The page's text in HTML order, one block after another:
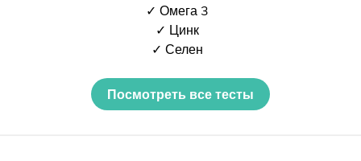
✓ Омега 3
✓ Цинк
✓ Селен
Посмотреть все тесты